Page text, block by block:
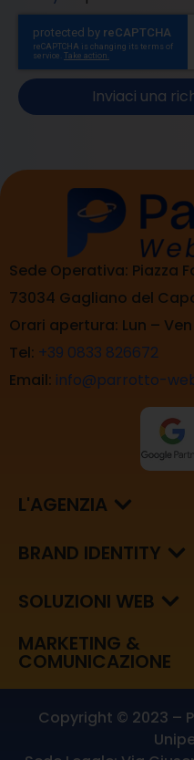
Inviaci una
Sede Operativa: Piazza
73034 Gagliano del
Orari apertura: Lun – Ven
Tel: +39 0833 826672
Email: info@parrotto-
L'AGENZIA
BRAND IDENTITY
SOLUZIONI WEB
MARKETING &
COMUNICAZIONE
Copyright © 2023 –